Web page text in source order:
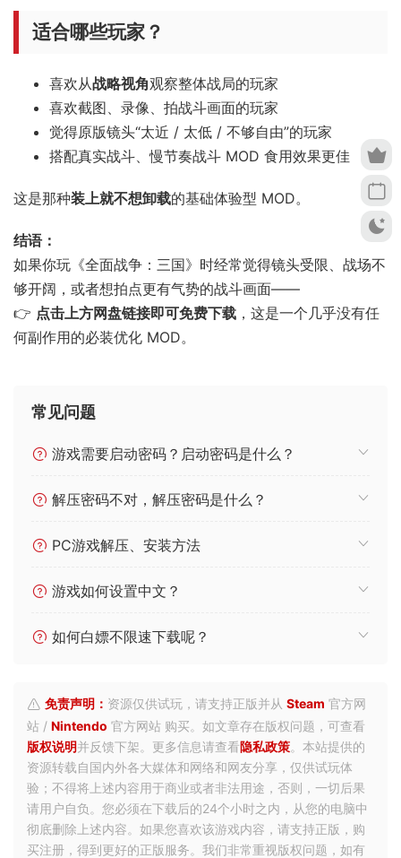
适合哪些玩家？
喜欢从战略视角观察整体战局的玩家
喜欢截图、录像、拍战斗画面的玩家
觉得原版镜头“太近 / 太低 / 不够自由”的玩家
搭配真实战斗、慢节奏战斗 MOD 食用效果更佳
这是那种装上就不想卸载的基础体验型 MOD。
结语：
如果你玩《全面战争：三国》时经常觉得镜头受限、战场不
够开阔，或者想拍点更有气势的战斗画面——
👉 点击上方网盘链接即可免费下载 ，这是一个几乎没有任
何副作用的必装优化 MOD。
常见问题
游戏需要启动密码？启动密码是什么？
解压密码不对，解压密码是什么？
PC游戏解压、安装方法
游戏如何设置中文？
如何白嫖不限速下载呢？
免责声明： 资源仅供试玩，请支持正版并从 Steam 官方网
站 / Nintendo 官方网站 购买。如文章存在版权问题，可查看
版权说明并反馈下架。更多信息请查看隐私政策。本站提供的
资源转载自国内外各大媒体和网络和网友分享，仅供试玩体
验；不得将上述内容用于商业或者非法用途，否则，一切后果
请用户自负。您必须在下载后的24个小时之内，从您的电脑中
彻底删除上述内容。如果您喜欢该游戏内容，请支持正版，购
买注册，得到更好的正版服务。我们非常重视版权问题，如有